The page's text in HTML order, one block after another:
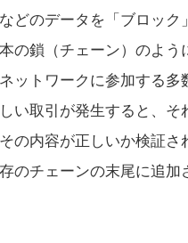
どのデータを「ブロッ
の鎖（チェーン）のよ
ットワークに参加する
い取引が発生すると、
の内容が正しいか検証
のチェーンの末尾に追加